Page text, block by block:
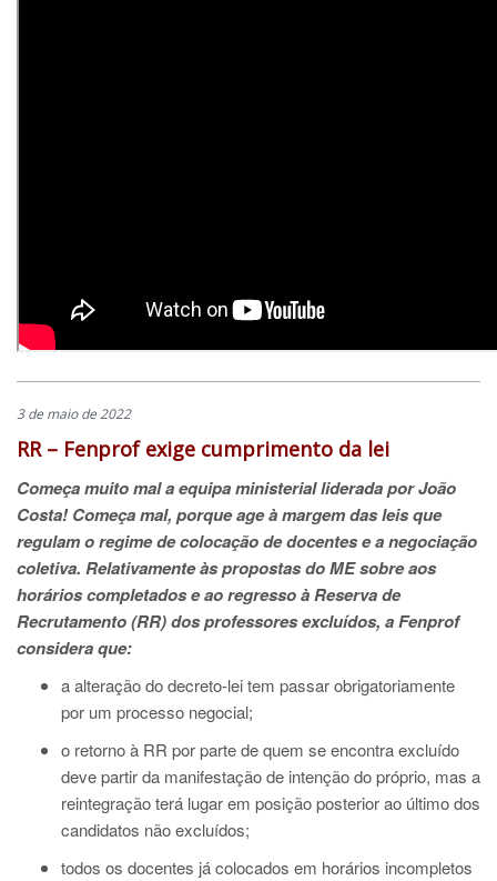
3 de maio de 2022
RR – Fenprof exige cumprimento da lei
Começa muito mal a equipa ministerial liderada por João
Costa!Começa mal, porque age à margem das leis que
regulam o regime de colocação de docentes e a negociação
coletiva. Relativamente às propostas do ME sobre aos
horários completados e ao regresso à Reserva de
Recrutamento (RR) dos professores excluídos, a Fenprof
considera que:
a alteração do decreto-lei tem passar obrigatoriamente
por um processo negocial;
o retorno à RR por parte de quem se encontra excluído
deve partir da manifestação de intenção do próprio, mas a
reintegração terá lugar em posição posterior ao último dos
candidatos não excluídos;
todos os docentes já colocados em horários incompletos